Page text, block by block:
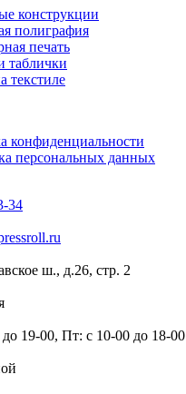
конструкции
полиграфия
печать
таблички
текстиле
конфиденциальности
персональных данных
34
ш., д.26, стр. 2
19-00, Пт: с 10-00 до 18-00